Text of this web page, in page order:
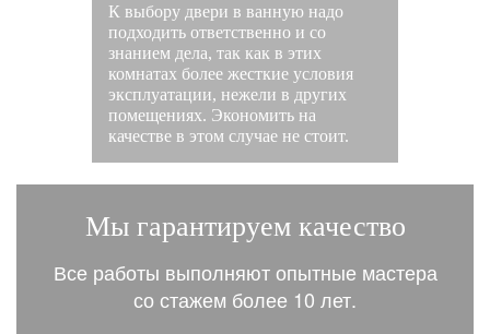
К выбору двери в ванную надо
подходить ответственно и со
знанием дела, так как в этих
комнатах более жесткие условия
эксплуатации, нежели в других
помещениях. Экономить на
качестве в этом случае не стоит.
Мы гарантируем качество
Все работы выполняют опытные мастера
со стажем более 10 лет.